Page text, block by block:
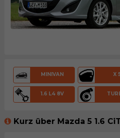
MINIVAN X
1.6 L4 8V
Kurz über Mazda 5 1.6